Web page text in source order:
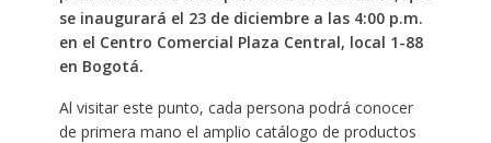
se inaugurará el 23 de diciembre a las 4:00 p.m.
en el Centro Comercial Plaza Central, local 1-88
en Bogotá.
Al visitar este punto, cada persona podrá conocer
de primera mano el amplio catálogo de productos